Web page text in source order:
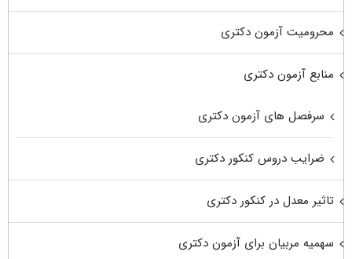
محرومیت آزمون دکتری
منابع آزمون دکتری
سرفصل های آزمون دکتری
ضرایب دروس کنکور دکتری
تاثیر معدل در کنکور دکتری
سهمیه مربیان برای آزمون دکتری